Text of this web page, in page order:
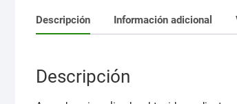
Descripción Información adicional
Descripción